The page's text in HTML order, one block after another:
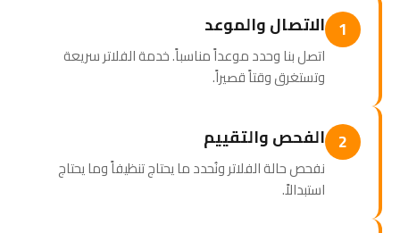
1 الاتصال والموعد
اتصل بنا وحدد موعداً مناسباً. خدمة الفلاتر سريعة
وتستغرق وقتاً قصيراً.
2 الفحص والتقييم
نفحص حالة الفلاتر ونُحدد ما يحتاج تنظيفاً وما يحتاج
استبدالاً.